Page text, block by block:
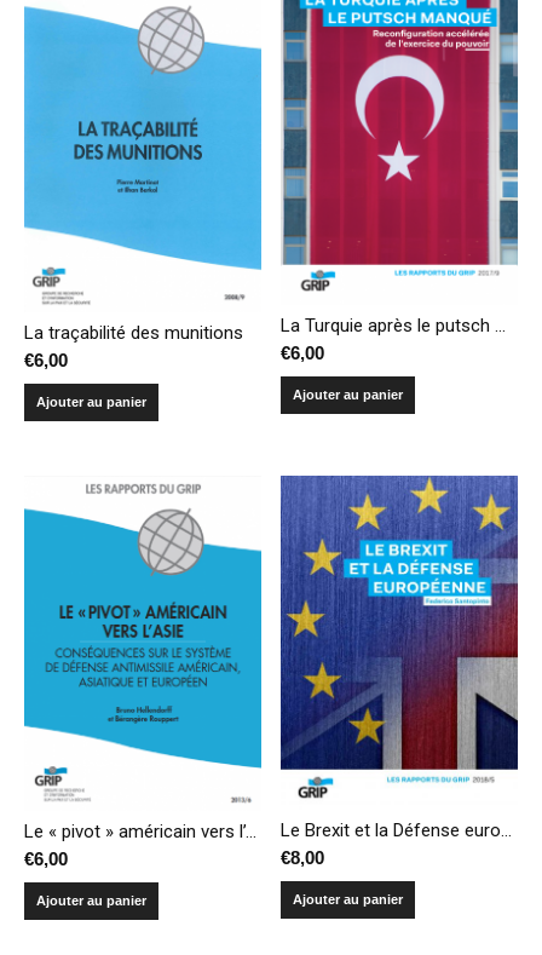
La traçabilité des munitions
€6,00
Ajouter au panier
La Turquie après le putsch manqué : reconfiguration accélérée de l’exercice du pouvoir
€6,00
Ajouter au panier
Le « pivot » américain vers l’Asie : conséquences sur le système de défense antimissile américain, asiatique et européen
€6,00
Ajouter au panier
Le Brexit et la Défense européenne
€8,00
Ajouter au panier